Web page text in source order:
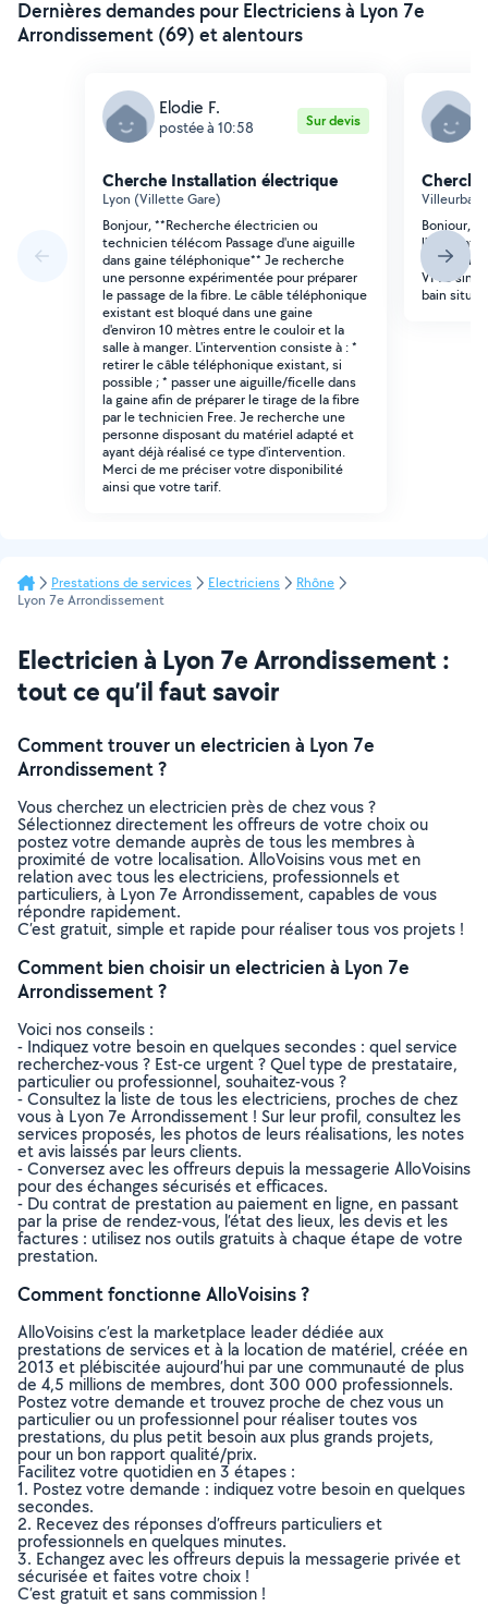
Dernières demandes pour Electriciens à Lyon 7e
Arrondissement (69) et alentours
Elodie F.
postée à 10:58 Sur devis
Cherche Installation électrique
Lyon (Villette Gare)
Bonjour, **Recherche électricien ou
technicien télécom Passage d'une aiguille
dans gaine téléphonique** Je recherche
une personne expérimentée pour préparer
le passage de la fibre. Le câble téléphonique
existant est bloqué dans une gaine
d'environ 10 mètres entre le couloir et la
salle à manger. L'intervention consiste à : *
retirer le câble téléphonique existant, si
possible ; * passer une aiguille/ficelle dans
la gaine afin de préparer le tirage de la fibre
par le technicien Free. Je recherche une
personne disposant du matériel adapté et
ayant déjà réalisé ce type d'intervention.
Merci de me préciser votre disponibilité
ainsi que votre tarif.
Bonjour,
création
VMC
bain
Prestations de services Electriciens
Rhône
Lyon 7e Arrondissement
Electricien à Lyon 7e Arrondissement :
tout ce qu’il faut savoir
Comment trouver un electricien à Lyon 7e
Arrondissement ?
Vous cherchez un electricien près de chez vous ?
Sélectionnez directement les offreurs de votre choix ou
postez votre demande auprès de tous les membres à
proximité de votre localisation. AlloVoisins vous met en
relation avec tous les electriciens, professionnels et
particuliers, à Lyon 7e Arrondissement, capables de vous
répondre rapidement.
C’est gratuit, simple et rapide pour réaliser tous vos projets !
Comment bien choisir un electricien à Lyon 7e
Arrondissement ?
Voici nos conseils :
- Indiquez votre besoin en quelques secondes : quel service
recherchez-vous ? Est-ce urgent ? Quel type de prestataire,
particulier ou professionnel, souhaitez-vous ?
- Consultez la liste de tous les electriciens, proches de chez
vous à Lyon 7e Arrondissement ! Sur leur profil, consultez les
services proposés, les photos de leurs réalisations, les notes
et avis laissés par leurs clients.
- Conversez avec les offreurs depuis la messagerie AlloVoisins
pour des échanges sécurisés et efficaces.
- Du contrat de prestation au paiement en ligne, en passant
par la prise de rendez-vous, l’état des lieux, les devis et les
factures : utilisez nos outils gratuits à chaque étape de votre
prestation.
Comment fonctionne AlloVoisins ?
AlloVoisins c’est la marketplace leader dédiée aux
prestations de services et à la location de matériel, créée en
2013 et plébiscitée aujourd’hui par une communauté de plus
de 4,5 millions de membres, dont 300 000 professionnels.
Postez votre demande et trouvez proche de chez vous un
particulier ou un professionnel pour réaliser toutes vos
prestations, du plus petit besoin aux plus grands projets,
pour un bon rapport qualité/prix.
Facilitez votre quotidien en 3 étapes :
1. Postez votre demande : indiquez votre besoin en quelques
secondes.
2. Recevez des réponses d’offreurs particuliers et
professionnels en quelques minutes.
3. Echangez avec les offreurs depuis la messagerie privée et
sécurisée et faites votre choix !
C’est gratuit et sans commission !